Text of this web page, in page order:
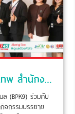
BPK9 ร่วมกับ ธนาคารกรุงเทพ สำนักงานใหญ่ สีลม จัดกิจกรรมบรรยายให้ความรู้
ล (BPK9) ร่วมกับ
จกรรมบรรยาย